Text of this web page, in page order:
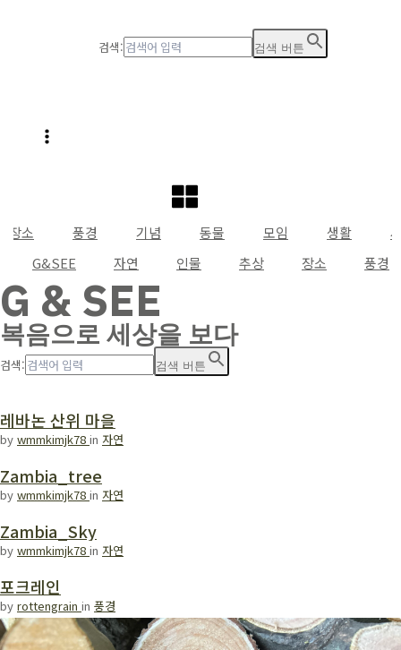
검색: 검색 버튼
장소 풍경 기념 동물 모임 생활
G&SEE
자연 인물 추상 장소 풍경
G & SEE
복음으로 세상을 보다
검색: 검색 버튼
레바논 산위 마을
by wmmkimjk78 in 자연
Zambia_tree
by wmmkimjk78 in 자연
Zambia_Sky
by wmmkimjk78 in 자연
포크레인
by rottengrain in 풍경